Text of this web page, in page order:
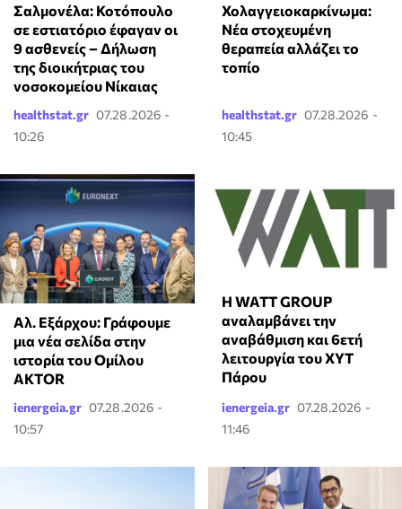
Σαλμονέλα: Κοτόπουλο
σε εστιατόριο έφαγαν οι
9 ασθενείς – Δήλωση
της διοικήτριας του
νοσοκομείου Νίκαιας
healthstat.gr 07.28.2026 -
10:26
Χολαγγειοκαρκίνωμα:
Νέα στοχευμένη
θεραπεία αλλάζει το
τοπίο
healthstat.gr 07.28.2026 -
10:45
Αλ. Εξάρχου: Γράφουμε
μια νέα σελίδα στην
ιστορία του Ομίλου
AKTOR
ienergeia.gr 07.28.2026 -
10:57
Η WATT GROUP
αναλαμβάνει την
αναβάθμιση και 6ετή
λειτουργία του ΧΥΤ
Πάρου
ienergeia.gr 07.28.2026 -
11:46